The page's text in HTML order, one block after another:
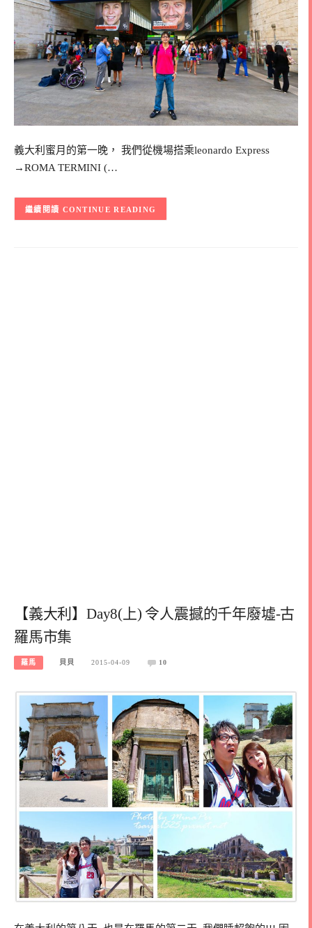
義大利蜜月的第一晚， 我們從機場搭乘leonardo Express
→ROMA TERMINI (…
CONTINUE READING
【義大利】Day8(上) 令人震撼的千年廢墟-古
羅馬市集
羅馬 貝貝 2015-04-09 10